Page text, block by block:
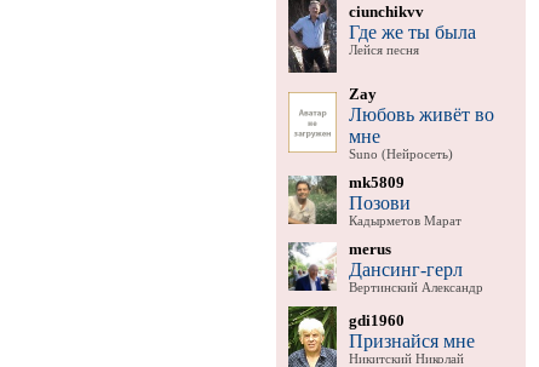
ciunchikvv
Где же ты была
Лейся песня
Zay
Любовь живёт во
мне
Suno (Нейросеть)
mk5809
Позови
Кадырметов Марат
merus
Дансинг-герл
Вертинский Александр
gdi1960
Признайся мне
Никитский Николай